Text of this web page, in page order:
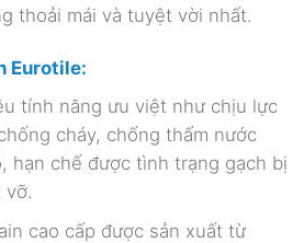
thoải mái và tuyệt vời nhất.
Eurotile:
tính năng ưu việt như chịu lực
cháy, chống thấm nước
hạn chế được tình trạng gạch bị
vỡ.
cao cấp được sản xuất từ